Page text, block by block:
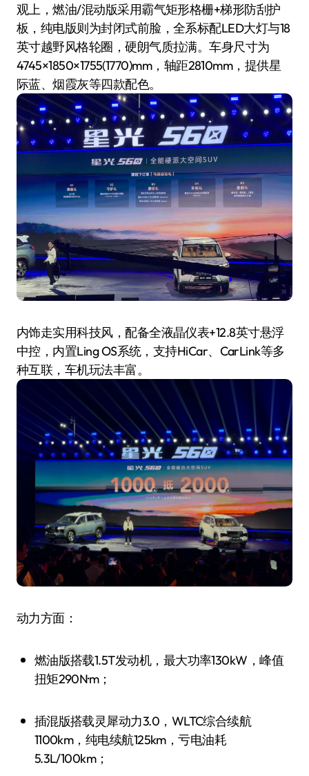
观上，燃油/混动版采用霸气矩形格栅+梯形防刮护
板，纯电版则为封闭式前脸，全系标配LED大灯与18
英寸越野风格轮圈，硬朗气质拉满。车身尺寸为
4745×1850×1755(1770)mm，轴距2810mm，提供星
际蓝、烟霞灰等四款配色。
内饰走实用科技风，配备全液晶仪表+12.8英寸悬浮
中控，内置Ling OS系统，支持HiCar、CarLink等多
种互联，车机玩法丰富。
动力方面：
燃油版搭载1.5T发动机，最大功率130kW，峰值
扭矩290N·m；
插混版搭载灵犀动力3.0，WLTC综合续航
1100km，纯电续航125km，亏电油耗
5.3L/100km；